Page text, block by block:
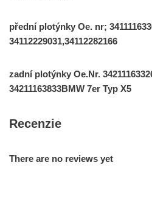
přední plotýnky Oe. nr;
34112229031,34112282166
zadní plotýnky Oe.Nr.
34211163833BMW 7er Typ X5
Recenzie
There are no reviews yet